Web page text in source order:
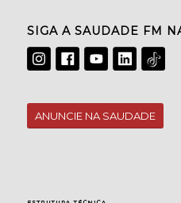
SIGA A SAUDADE FM
ANUNCIE NA SAUDADE